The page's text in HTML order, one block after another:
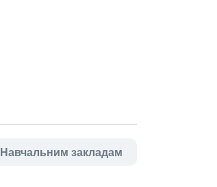
Навчальним закладам